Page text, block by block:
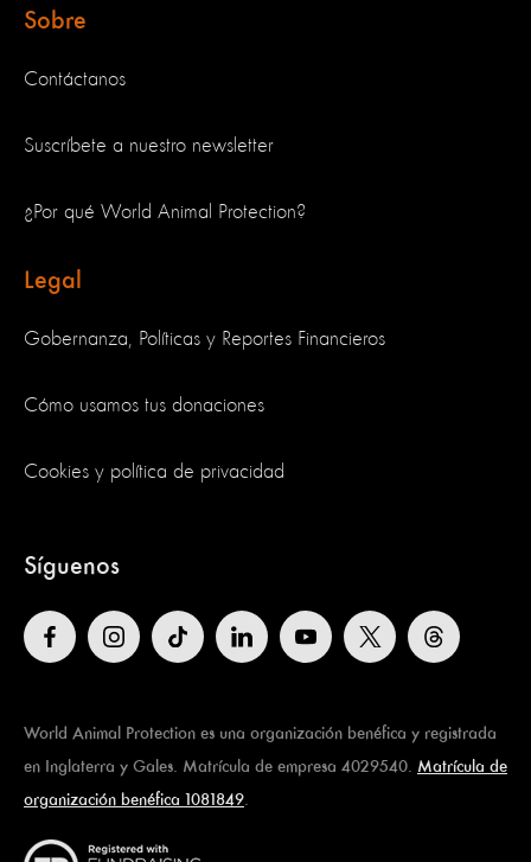
Sobre
Contáctanos
Suscríbete a nuestro newsletter
¿Por qué World Animal Protection?
Legal
Gobernanza, Políticas y Reportes Financieros
Cómo usamos tus donaciones
Cookies y política de privacidad
Síguenos
World Animal Protection es una organización benéfica y registrada
en Inglaterra y Gales. Matrícula de empresa 4029540. Matrícula de
organización benéfica 1081849.